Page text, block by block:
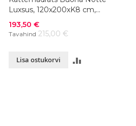
Luxsus, 120x200xK8 cm,
värvivalik
Soodushind
193,50 €
Tavahind 215,00 €
Lisa ostukorvi